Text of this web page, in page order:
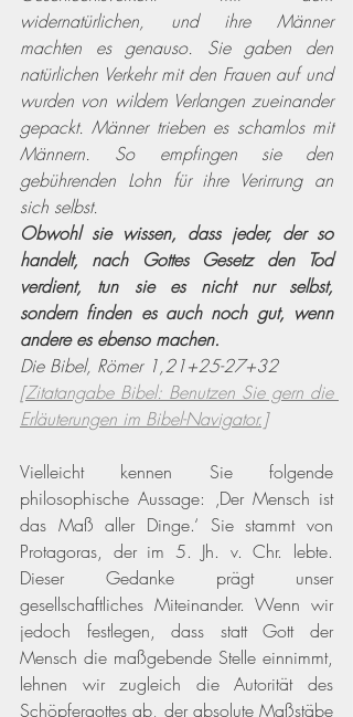
widernatürlichen, und ihre Männer
machten es genauso. Sie gaben den
natürlichen Verkehr mit den Frauen auf und
wurden von wildem Verlangen zueinander
gepackt. Männer trieben es schamlos mit
Männern. So empfingen sie den
gebührenden Lohn für ihre Verirrung an
sich selbst.
Obwohl sie wissen, dass jeder, der so
handelt, nach Gottes Gesetz den Tod
verdient, tun sie es nicht nur selbst,
sondern finden es auch noch gut, wenn
andere es ebenso machen.
Die Bibel, Römer 1,21+25-27+32
[Zitatangabe Bibel: Benutzen Sie gern die
Erläuterungen im Bibel-Navigator.]
Vielleicht kennen Sie folgende
philosophische Aussage: ‚Der Mensch ist
das Maß aller Dinge.‘ Sie stammt von
Protagoras, der im 5. Jh. v. Chr. lebte.
Dieser Gedanke prägt unser
gesellschaftliches Miteinander. Wenn wir
jedoch festlegen, dass statt Gott der
Mensch die maßgebende Stelle einnimmt,
lehnen wir zugleich die Autorität des
Schöpfergottes ab, der absolute Maßstäbe